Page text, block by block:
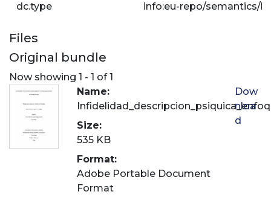
dc.type info:eu-repo/semantics/
Files
Original bundle
Now showing 1 - 1 of 1
Name:
Size:
535 KB
Format:
Adobe Portable Document
Format
Dow
nloa
d